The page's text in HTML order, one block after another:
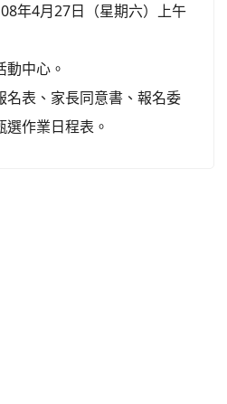
年4月27日（星期六）上午
中心。
名表、家長同意書、報名委
作業日程表。